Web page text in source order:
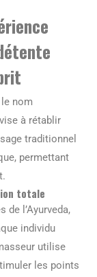
nom
à rétablir
traditionnel
permettant
totale
de l’Ayurveda,
individu
utilise
les points